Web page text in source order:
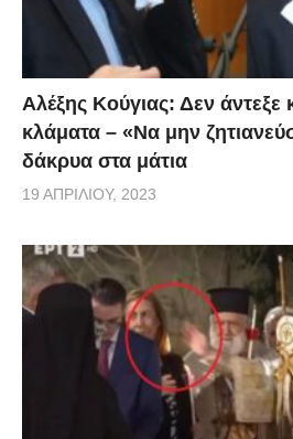
Αλέξης Κούγιας: Δεν άντεξε
κλάματα – «Να μην
δάκρυα στα μάτια
19 ΑΠΡΙΛΊΟΥ, 2023